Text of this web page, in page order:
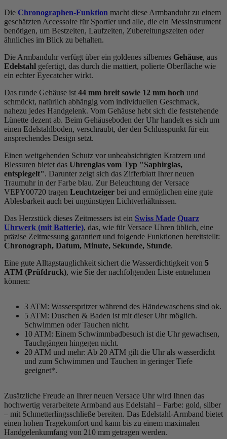
Die Chronographen-Funktion macht diese Armbanduhr zu einem
geschätzten Accessoire für Sportler und alle, die ein Messinstrument
benötigen, um Bestzeiten, Laufzeiten, Zubereitungszeiten oder
ähnliches im Blick zu behalten.
Die Armbanduhr verfügt über ein goldenes silbernes Gehäuse, aus
Edelstahl gefertigt, das durch die mattiert, polierte Oberfläche wie
ein echter Eyecatcher wirkt.
Das runde Gehäuse ist 44 mm breit sowie 12 mm hoch und
schmückt, natürlich abhängig vom individuellen Geschmack,
nahezu jedes Handgelenk. Vom Gehäuse hebt sich die feststehende
Lünette dezent ab. Beim Gehäuseboden der Uhr handelt es sich um
einen Edelstahlboden, verschraubt, der den Schlusspunkt für ein
ansprechendes Design setzt.
Einen weitgehenden Schutz vor unbeabsichtigten Kratzern und
Blessuren bietet das Uhrenglas vom Typ "Saphirglas,
entspiegelt". Darunter zeigt sich das Zifferblatt Ihrer neuen
Traumuhr in der Farbe blau. Zur Beleuchtung der Versace
VEPY00720 tragen Leuchtzeiger bei und ermöglichen eine gute
Ablesbarkeit auch bei ungünstigen Lichtverhältnissen.
Das Herzstück dieses Zeitmessers ist ein Swiss Made Quarz
Uhrwerk (mit Batterie), das, wie für Versace Uhren üblich, eine
präzise Zeitmessung garantiert und folgende Funktionen bereitstellt:
Chronograph, Datum, Minute, Sekunde, Stunde.
Eine gute Alltagstauglichkeit sichert die Wasserdichtigkeit von 5
ATM (Prüfdruck), wie Sie der nachfolgenden Liste entnehmen
können:
3 ATM: Wasserspritzer während des Händewaschens sind ok.
5 ATM: Duschen & Baden ist mit dieser Uhr möglich.
Schwimmen oder Tauchen nicht.
10 ATM: Einem Schwimmbadbesuch ist die Uhr gewachsen,
Tauchgängen hingegen nicht.
20 ATM und mehr: Ab 20 ATM gilt die Uhr als wasserdicht
und zum Schwimmen und Tauchen in geringer Tiefe
geeignet*.
Zusätzliche Freude an Ihrer neuen Versace Uhr wird Ihnen das
hochwertig verarbeitete Armband aus Edelstahl – Farbe: gold, silber
– mit Schmetterlingsschließe bereiten. Das Edelstahl-Armband bietet
einen hohen Tragekomfort und kann bis zu einem maximalen
Handgelenkumfang von 210 mm getragen werden.